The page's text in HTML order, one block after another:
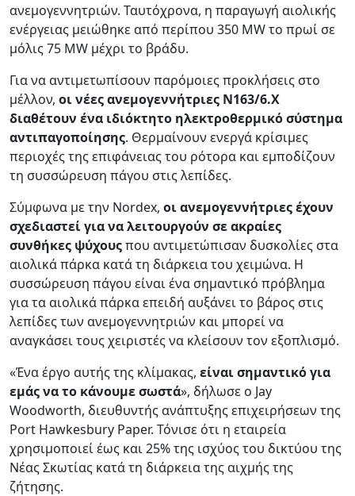
ανεμογεννητριών. Ταυτόχρονα, η παραγωγή αιολικής
ενέργειας μειώθηκε από περίπου 350 MW το πρωί σε
μόλις 75 MW μέχρι το βράδυ.
Για να αντιμετωπίσουν παρόμοιες προκλήσεις στο
μέλλον, οι νέες ανεμογεννήτριες N163/6.X
διαθέτουν ένα ιδιόκτητο ηλεκτροθερμικό σύστημα
αντιπαγοποίησης. Θερμαίνουν ενεργά κρίσιμες
περιοχές της επιφάνειας του ρότορα και εμποδίζουν
τη συσσώρευση πάγου στις λεπίδες.
Σύμφωνα με την Nordex, οι ανεμογεννήτριες έχουν
σχεδιαστεί για να λειτουργούν σε ακραίες
συνθήκες ψύχουςπου αντιμετώπισαν δυσκολίες στα
αιολικά πάρκα κατά τη διάρκεια του χειμώνα. Η
συσσώρευση πάγου είναι ένα σημαντικό πρόβλημα
για τα αιολικά πάρκα επειδή αυξάνει το βάρος στις
λεπίδες των ανεμογεννητριών και μπορεί να
αναγκάσει τους χειριστές να κλείσουν τον εξοπλισμό.
«Ένα έργο αυτής της κλίμακας, είναι σημαντικό για
εμάς να το κάνουμε σωστά», δήλωσε ο Jay
Woodworth, διευθυντής ανάπτυξης επιχειρήσεων της
Port Hawkesbury Paper. Τόνισε ότι η εταιρεία
χρησιμοποιεί έως και 25% της ισχύος του δικτύου της
Νέας Σκωτίας κατά τη διάρκεια της αιχμής της
ζήτησης.